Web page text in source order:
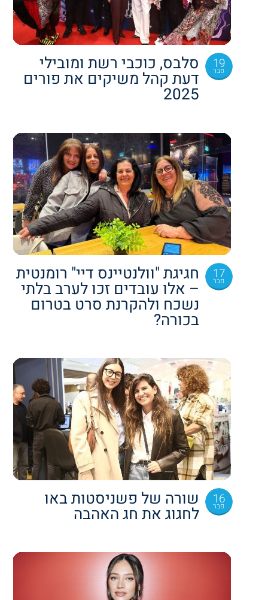
19
פבר סלבס, כוכבי רשת ומובילי
דעת קהל משיקים את פורים
2025
17
פבר חגיגת "וולנטיינס דיי" רומנטית
– אלו עובדים זכו לערב בלתי
נשכח ולהקרנת סרט בטרום
בכורה?
16
פבר שורה של פשניסטות באו
לחגוג את חג האהבה